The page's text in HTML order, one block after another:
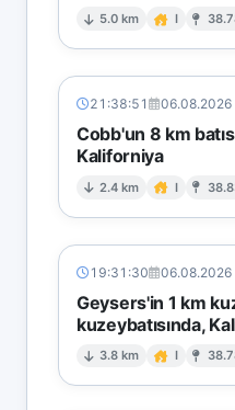
5.0 km I
21:38:51 06.08.2026
Cobb'un 8 km
Kaliforniya
2.4 km I
19:31:30 06.08.2026
Geysers'in 1 km
kuzeybatısında,
3.8 km I